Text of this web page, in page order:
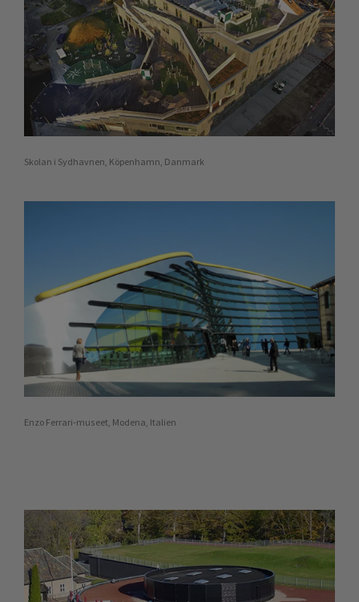
Skolan i Sydhavnen, Köpenhamn, Danmark
Enzo Ferrari-museet, Modena, Italien